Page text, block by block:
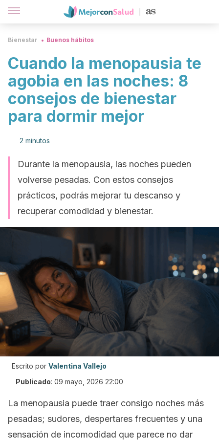
Bienestar Buenos hábitos
Cuando la menopausia te
agobia en las noches: 8
consejos de bienestar
para dormir mejor
2 minutos
Durante la menopausia, las noches pueden
volverse pesadas. Con estos consejos
prácticos, podrás mejorar tu descanso y
recuperar comodidad y bienestar.
Escrito por Valentina Vallejo
Publicado: 09 mayo, 2026 22:00
La menopausia puede traer consigo noches más
pesadas; sudores, despertares frecuentes y una
sensación de incomodidad que parece no dar